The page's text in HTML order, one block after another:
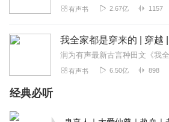
有声书 2.67亿 1157
有声书 6.50亿 898
经典必听